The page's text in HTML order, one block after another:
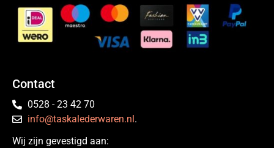
Contact
0528 - 23 42 70
info@taskalederwaren.nl .
Wij zijn gevestigd aan: